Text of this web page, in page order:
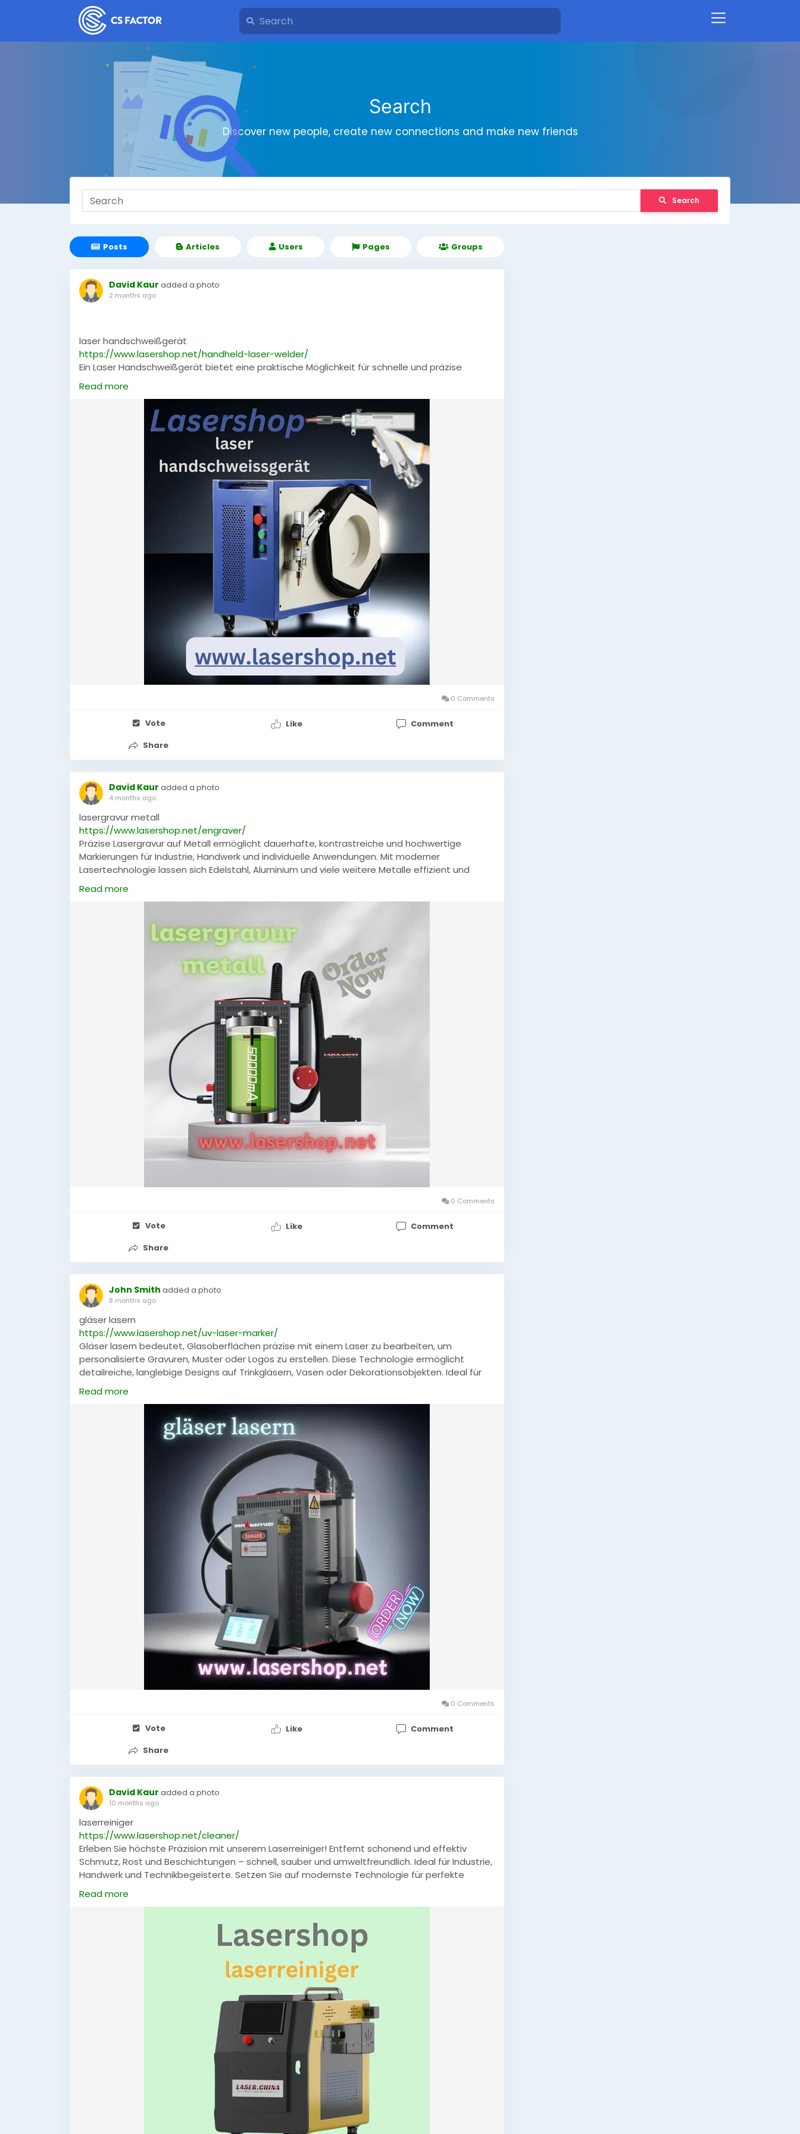
Search
Discover new people, create new connections and make new friends
Search
Posts Articles Users Pages Groups
David Kaur added a photo
2 months ago
laser handschweißgerät
https://www.lasershop.net/handheld-laser-welder/
Ein Laser Handschweißgerät bietet eine praktische Möglichkeit für schnelle und präzise
Metallverbindungen. Dank innovativer Lasertechnik entstehen hochwertige Schweißnähte mit
weniger Nacharbeit. Die kompakte Bauweise ermöglicht eine einfache Handhabung und
vielseitige Einsatzmöglichkeiten in Produktion, Reparatur und Fertigung.
#Handschweißen, #Industrie,#Metallverarbeitung
Read more
0 Comments
Vote Like
Comment
Share
David Kaur added a photo
4 months ago
lasergravur metall
https://www.lasershop.net/engraver/
Präzise Lasergravur auf Metall ermöglicht dauerhafte, kontrastreiche und hochwertige
Markierungen für Industrie, Handwerk und individuelle Anwendungen. Mit moderner
Lasertechnologie lassen sich Edelstahl, Aluminium und viele weitere Metalle effizient und
detailgenau beschriften. Ideal für Logos, Seriennummern und Produktkennzeichnungen mit
maximaler Beständigkeit und professionellem Finish für höchste Qualitätsansprüche.
#LasergravurMetall
Read more
0 Comments
Vote Like
Comment
Share
John Smith added a photo
8 months ago
gläser lasern
https://www.lasershop.net/uv-laser-marker/
Gläser lasern bedeutet, Glasoberflächen präzise mit einem Laser zu bearbeiten, um
personalisierte Gravuren, Muster oder Logos zu erstellen. Diese Technologie ermöglicht
detailreiche, langlebige Designs auf Trinkgläsern, Vasen oder Dekorationsobjekten. Ideal für
Geschenke, Firmenbranding oder kreative Projekte, sorgt Lasern für saubere, elegante
Ergebnisse ohne Beschädigung des Glases.
#Lasergravur #PersonalisierteGläser
#KreativeGeschenke
#Firmenbranding#Präzision#Dekoration
Read more
0 Comments
Vote Like
Comment
Share
David Kaur added a photo
10 months ago
laserreiniger
https://www.lasershop.net/cleaner/
Erleben Sie höchste Präzision mit unserem Laserreiniger! Entfernt schonend und effektiv
Schmutz, Rost und Beschichtungen – schnell, sauber und umweltfreundlich. Ideal für Industrie,
Handwerk und Technikbegeisterte. Setzen Sie auf modernste Technologie für perfekte
Reinigungsergebnisse.
Read more